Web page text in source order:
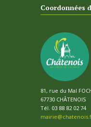
Coordonnées
81, rue du Mal
67730 CHÂTENOIS
Tél. 03 88 82 02 74